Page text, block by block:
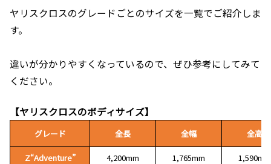
ヤリスクロスのグレードごとのサイズを一覧でご紹介しま
す。
違いが分かりやすくなっているので、ぜひ参考にしてみて
ください。
【ヤリスクロスのボディサイズ】
グレード 全長 全幅 全高
Z“Adventure” 4,200mm 1,765mm
1,590mm